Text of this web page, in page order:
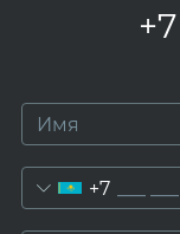
+7